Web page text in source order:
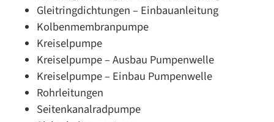
Gleitringdichtungen – Einbauanleitung
Kolbenmembranpumpe
Kreiselpumpe
Kreiselpumpe – Ausbau Pumpenwelle
Kreiselpumpe – Einbau Pumpenwelle
Rohrleitungen
Seitenkanalradpumpe